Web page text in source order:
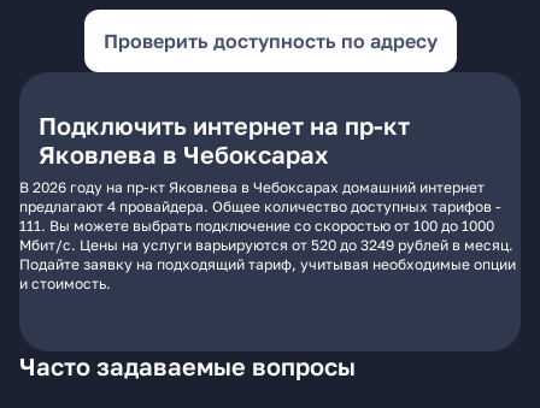
Проверить доступность по адресу
Подключить интернет на пр-кт
Яковлева в Чебоксарах
В 2026 году на пр-кт Яковлева в Чебоксарах домашний интернет
предлагают 4 провайдера. Общее количество доступных тарифов -
111. Вы можете выбрать подключение со скоростью от 100 до 1000
Мбит/с. Цены на услуги варьируются от 520 до 3249 рублей в месяц.
Подайте заявку на подходящий тариф, учитывая необходимые опции
и стоимость.
Часто задаваемые вопросы